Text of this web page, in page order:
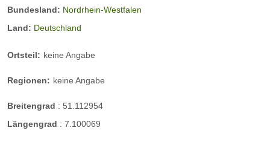
Bundesland: Nordrhein-Westfalen
Land: Deutschland
Ortsteil: keine Angabe
Regionen: keine Angabe
Breitengrad : 51.112954
Längengrad : 7.100069